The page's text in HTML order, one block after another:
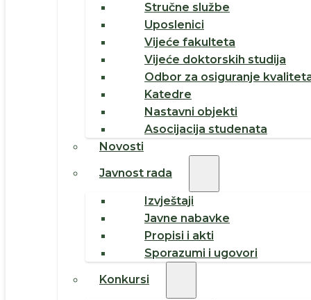
Stručne službe
Uposlenici
Vijeće fakulteta
Vijeće doktorskih studija
Odbor za osiguranje
Katedre
Nastavni objekti
Asocijacija studenata
Novosti
Javnost rada
Izvještaji
Javne nabavke
Propisi i akti
Sporazumi i ugovori
Konkursi